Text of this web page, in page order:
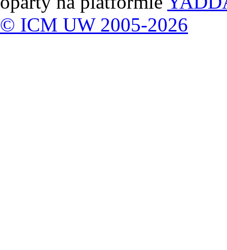
© ICM UW 2005-2026